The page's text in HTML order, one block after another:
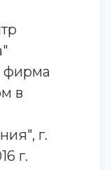
фирма
в
г.
г.